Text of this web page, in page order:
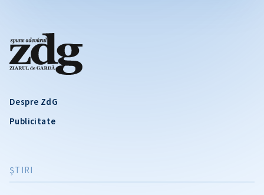
Despre ZdG
Publicitate
ŞTIRI